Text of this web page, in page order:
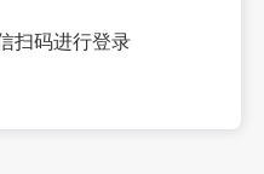
扫码进行登录